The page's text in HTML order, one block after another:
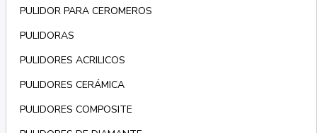
PULIDOR PARA CEROMEROS
PULIDORAS
PULIDORES ACRILICOS
PULIDORES CERÁMICA
PULIDORES COMPOSITE